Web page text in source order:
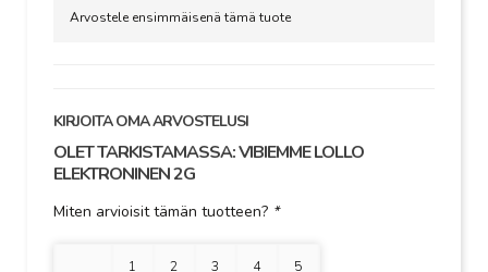
Arvostele ensimmäisenä tämä tuote
KIRJOITA OMA ARVOSTELUSI
OLET TARKISTAMASSA:VIBIEMME LOLLO
ELEKTRONINEN 2G
Miten arvioisit tämän tuotteen? *
1 tähti 2 tähteä3 tähteä4 tähteä5 tähteä